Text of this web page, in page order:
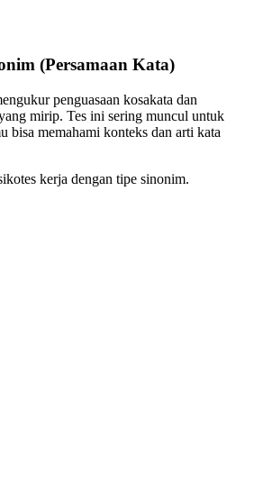
(Persamaan Kata)
penguasaan kosakata dan
mirip. Tes ini sering muncul untuk
bisa memahami konteks dan arti kata
kerja dengan tipe sinonim.